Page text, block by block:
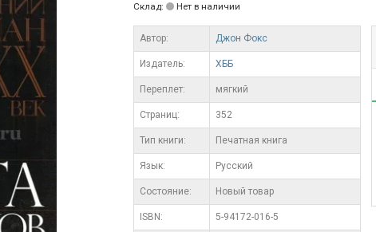
Склад: Нет в наличии
Автор: Джон Фокс
Издатель: ХББ
Переплет: мягкий
Cтраниц: 352
Тип книги: Печатная книга
Язык: Русский
Состояние: Новый товар
ISBN: 5-94172-016-5